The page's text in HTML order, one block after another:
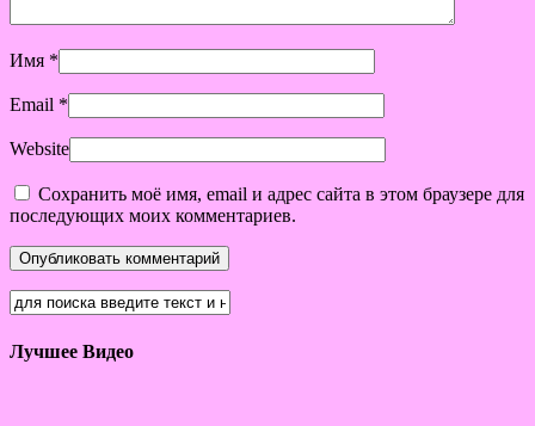
Имя *
Email *
Website
Сохранить моё имя, email и адрес сайта в этом браузере для
последующих моих комментариев.
Лучшее Видео